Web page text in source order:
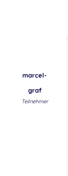
marcel-
graf
Teilnehmer